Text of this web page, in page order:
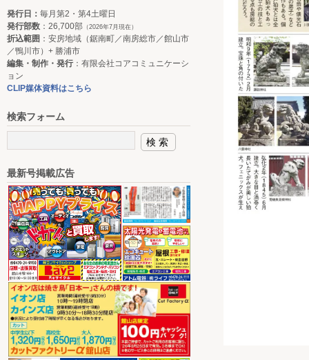
発行日： 毎月第2・第4土曜日
発行部数 ：26,700部 （2026年7月現在）
折込範囲 ：安房地域（鋸南町／南房総市／館山市
／鴨川市）+ 勝浦市
編集・制作・発行：有限会社コアコミュニケーシ
ョン
CLIP媒体資料はこちら
検索フォーム
最新号掲載広告